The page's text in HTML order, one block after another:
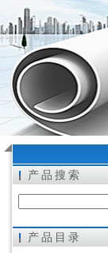
上海徐吉电气有限公司
产品搜索
产品目录